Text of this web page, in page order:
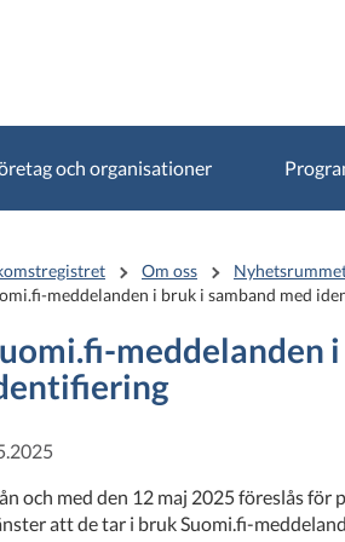
och organisationer
Om oss
meddelanden i bruk i samband med
meddelanden
och med den 12 maj 2025 föreslås
att de tar i bruk Suomi.fi-